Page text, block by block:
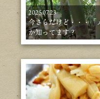
2025.07.23
今さらだけど・・・「
か知ってます？